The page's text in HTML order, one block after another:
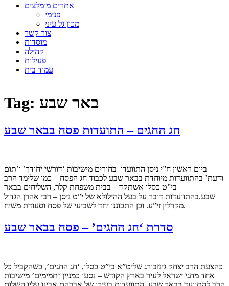
אתרים מומלצים
פנימי
מכון גל עיני
צור קשר
מוסדות
קהילה
פעילות
עמוד בית
Tag: באר שבע
חג החגים – התועדות פסח בבאר שבע
ביום ראשון ח”י ניסן התוועדו בחורים מישיבות ‘דורשי יחודך’ ו’תום
ודעת’ בהתוועדות מיוחדת בבאר שבע לכבוד חג הפסח – כמו שלימד הרב
בי”ט כסלו אשתקד – בבית משפחת קלר, השליחים בבאר
שבע.בהתוועדות דובר על בעל ההילולא של י”ט ניסן – רבי אהרן הגדול
מקרלין זי”ע. וכן התכוננו יחד לשביעי של פסח וסעודת משיח.
סדרת ‘חג החגים’ – פסח בבאר שבע
כהצעת הרב יצחק גינזבורג שליט”א בי”ט כסלו, ‘חג החגים’, כשהקביל כל
אחד מחגי ישראל לעיר בארץ הקודש – נסעו כמניין ‘תמימים’ מישיבות